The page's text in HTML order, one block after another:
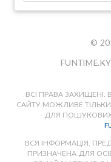
©
ВСІ ПРАВА
САЙТУ МОЖЛИВЕ
ДЛЯ ПОШУКОВИХ
ВСЯ ІНФОРМАЦІЯ,
ПРИЗНАЧЕНА ДЛЯ